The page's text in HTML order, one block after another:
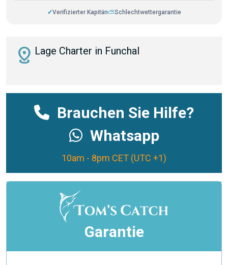
✓Verifizierter Kapitän⛅Schlechtwettergarantie
distance Lage Charter in Funchal
Brauchen Sie Hilfe?
Whatsapp
10am - 8pm CET (UTC +1)
Garantie